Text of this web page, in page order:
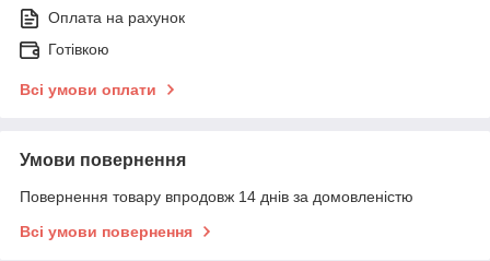
Оплата на рахунок
Готівкою
Всі умови оплати
Умови повернення
Повернення товару впродовж 14 днів за домовленістю
Всі умови повернення